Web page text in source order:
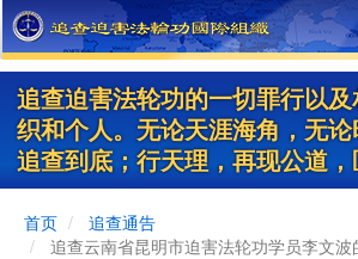
Skip
to
main
content
追查迫害法轮功的一切罪行以
织和个人。无论天涯海角，无
追查到底；行天理，再现公道，
首页
追查通告
追查云南省昆明市迫害法轮功学员李文